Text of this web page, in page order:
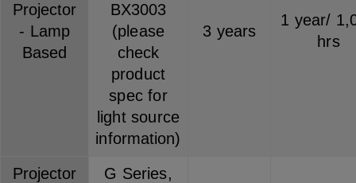
Projector
- Lamp
Based
BX3003
(please
check
product
spec for
light source
information)
3 years
1 year/
hrs
Projector
G Series,